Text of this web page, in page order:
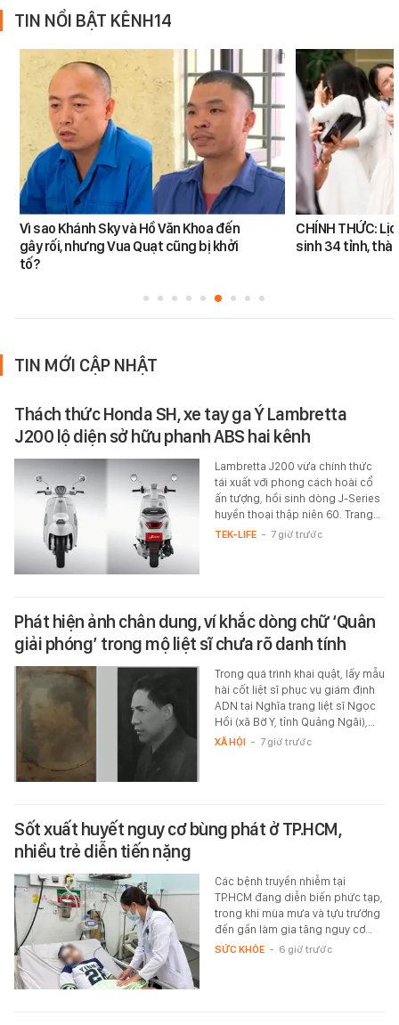
TIN NỔI BẬT KÊNH14
Vì sao Khánh Sky và Hồ Văn Khoa đến
gây rối, nhưng Vua Quạt cũng bị khởi
tố?
CHÍNH THỨC:
sinh 34 tỉnh,
TIN MỚI CẬP NHẬT
Thách thức Honda SH, xe tay ga Ý Lambretta
J200 lộ diện sở hữu phanh ABS hai kênh
Lambretta J200 vừa chính thức
tái xuất với phong cách hoài cổ
ấn tượng, hồi sinh dòng J-Series
huyền thoại thập niên 60. Trang…
TEK-LIFE - 7 giờ trước
Phát hiện ảnh chân dung, ví khắc dòng chữ ‘Quân
giải phóng’ trong mộ liệt sĩ chưa rõ danh tính
Trong quá trình khai quật, lấy mẫu
hài cốt liệt sĩ phục vụ giám định
ADN tại Nghĩa trang liệt sĩ Ngọc
Hồi (xã Bờ Y, tỉnh Quảng Ngãi),…
XÃ HỘI - 7 giờ trước
Sốt xuất huyết nguy cơ bùng phát ở TP.HCM,
nhiều trẻ diễn tiến nặng
Các bệnh truyền nhiễm tại
TP.HCM đang diễn biến phức tạp,
trong khi mùa mưa và tựu trường
đến gần làm gia tăng nguy cơ…
SỨC KHỎE - 6 giờ trước